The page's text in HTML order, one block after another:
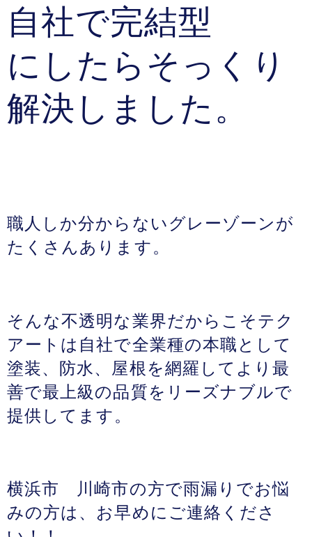
自社で完結型
にしたらそっくり
解決しました。
職人しか分からないグレーゾーンが
たくさんあります。
そんな不透明な業界だからこそテク
アートは自社で全業種の本職として
塗装、防水、屋根を網羅してより最
善で最上級の品質をリーズナブルで
提供してます。
横浜市 川崎市の方で雨漏りでお悩
みの方は、お早めにご連絡くださ